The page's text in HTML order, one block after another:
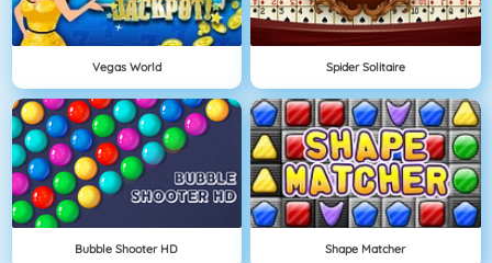
Vegas World Spider Solitaire
Bubble Shooter HD Shape Matcher